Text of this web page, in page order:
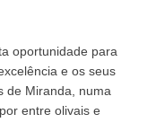
oportunidade para
e os seus
de Miranda, numa
entre olivais e